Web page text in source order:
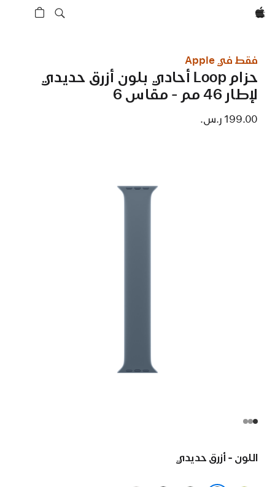
Apple‏
فقط في Apple
حزام Loop أحادي بلون أزرق حديدي
لإطار 46 مم - مقاس 6
199.00 ر.س.‏
اللون - أزرق حديدي